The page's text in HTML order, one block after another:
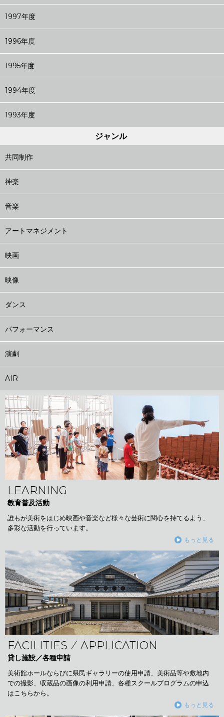
1997年度
1996年度
1995年度
1994年度
1993年度
ジャンル
共同制作
神楽
音楽
アートマネジメント
映画
映像
ダンス
パフォーマンス
演劇
AIR
LEARNING
教育普及活動
誰もが美術をはじめ映画や音楽など様々な芸術に関心を持てるよう、
多彩な活動を行っています。
もっと見る
FACILITIES ⁄ APPLICATION
貸し施設／各種申請
美術館ホールならびに県民ギャラリーの使用申請、美術品等や敷地内
での撮影、収蔵品の画像の利用申請、各種スクールプログラムの申込
はこちらから。
もっと見る